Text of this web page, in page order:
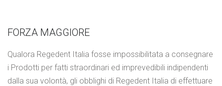
FORZA MAGGIORE
Qualora Regedent Italia fosse impossibilitata a consegnare
i Prodotti per fatti straordinari ed imprevedibili indipendenti
dalla sua volontà, gli obblighi di Regedent Italia di effettuare